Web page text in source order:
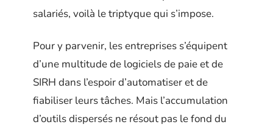
salariés, voilà le triptyque qui s’impose.
Pour y parvenir, les entreprises s’équipent
d’une multitude de logiciels de paie et de
SIRH dans l’espoir d’automatiser et de
fiabiliser leurs tâches. Mais l’accumulation
d’outils dispersés ne résout pas le fond du